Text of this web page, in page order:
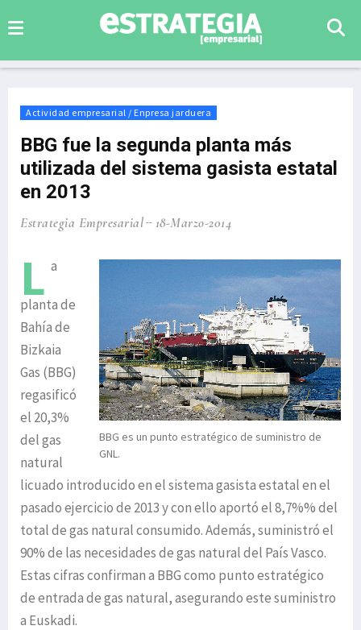
Actividad empresarial / Enpresa jarduera
BBG fue la segunda planta más
utilizada del sistema gasista estatal
en 2013
Estrategia Empresarial 18-Marzo-2014
BBG es un punto estratégico de suministro de
GNL.
L a
planta de
Bahía de
Bizkaia
Gas (BBG)
regasificó
el 20,3%
del gas
natural
licuado introducido en el sistema gasista estatal en el
pasado ejercicio de 2013 y con ello aportó el 8,7%% del
total de gas natural consumido. Además, suministró el
90% de las necesidades de gas natural del País Vasco.
Estas cifras confirman a BBG como punto estratégico
de entrada de gas natural, asegurando este suministro
a Euskadi.